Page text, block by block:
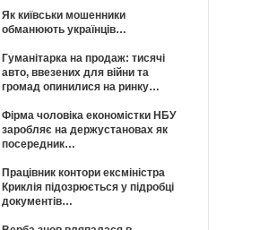
Як київськи мошенники
обманюють українців…
Гуманітарка на продаж: тисячі
авто, ввезених для війни та
громад опинилися на ринку…
Фірма чоловіка економістки НБУ
заробляє на держустановах як
посередник…
Працівник контори ексміністра
Криклія підозрюється у підробці
документів…